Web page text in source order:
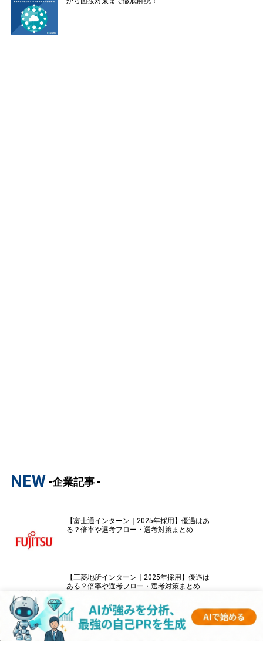
NEW -企業記事 -
【富士通インターン｜2025年採用】優遇はあ
る？倍率や選考フロー・選考対策まとめ
【三菱地所インターン｜2025年採用】優遇は
ある？倍率や選考フロー・選考対策まとめ
【パナソニックインターン｜2025年採用】優